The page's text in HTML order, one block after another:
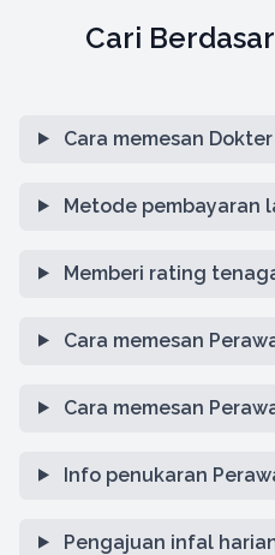
Cari
Cara memesan
Metode pembayaran
Memberi rating
Cara memesan
Cara memesan
Info penukaran
Pengajuan infal